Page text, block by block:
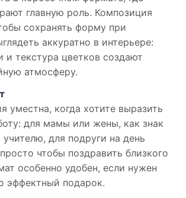
главную роль. Композиция
сохранять форму при
аккуратно в интерьере:
и текстура цветков создают
атмосферу.
уместна, когда хотите выразить
для мамы или жены, как знак
учителю, для подруги на день
чтобы поздравить близкого
особенно удобен, если нужен
эффектный подарок.